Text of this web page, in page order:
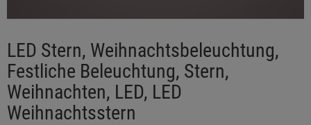
LED Stern, Weihnachtsbeleuchtung,
Festliche Beleuchtung, Stern,
Weihnachten, LED, LED
Weihnachtsstern